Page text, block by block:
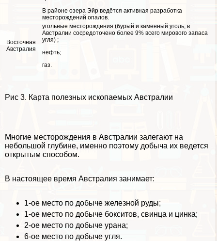
В районе озера Эйр ведётся активная разработка
месторождений опалов.
Восточная
Австралия
угольные месторождения (бурый и каменный уголь; в
Австралии сосредоточено более 9% всего мирового запаса
угля) ;
нефть;
газ.
Рис 3. Карта полезных ископаемых Австралии
Многие месторождения в Австралии залегают на
небольшой глубине, именно поэтому добыча их ведется
открытым способом.
В настоящее время Австралия занимает:
1-ое место по добыче железной руды;
1-ое место по добыче бокситов, свинца и цинка;
2-ое место по добыче урана;
6-ое место по добыче угля.